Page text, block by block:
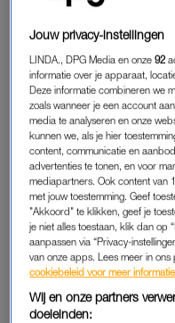
met bodylotion, dat zorgt
je jurkje. Omdat het zo
sjouwwerk.”
Redacteur Ellen
“In de categorie
blarenpleisters (die
als je de zoveelste heuvel
broekje dat ik onder m’n
op m’n dijen? Nee, dank
favoriete Prada-zonnebril
Redacteur Maartje
“Opwarme bestemmingen
stop er standaard een in
Jouw privacy-instellingen
LINDA., DPG Media en onze92
informatie over je apparaat,
Deze informatie combineren we
zoals wanneer je een account
media te analyseren en onze
kunnen we, als je hier
content, communicatie en
advertenties te tonen, en voor
mediapartners. Ook content van
met jouw toestemming. Geef
"Akkoord" te klikken, geef je
je niet alles toestaan, klik dan op
aanpassen via “Privacy-
van onze apps. Lees meer in
cookiebeleid voor meer
Wij en onze partners
doeleinden: